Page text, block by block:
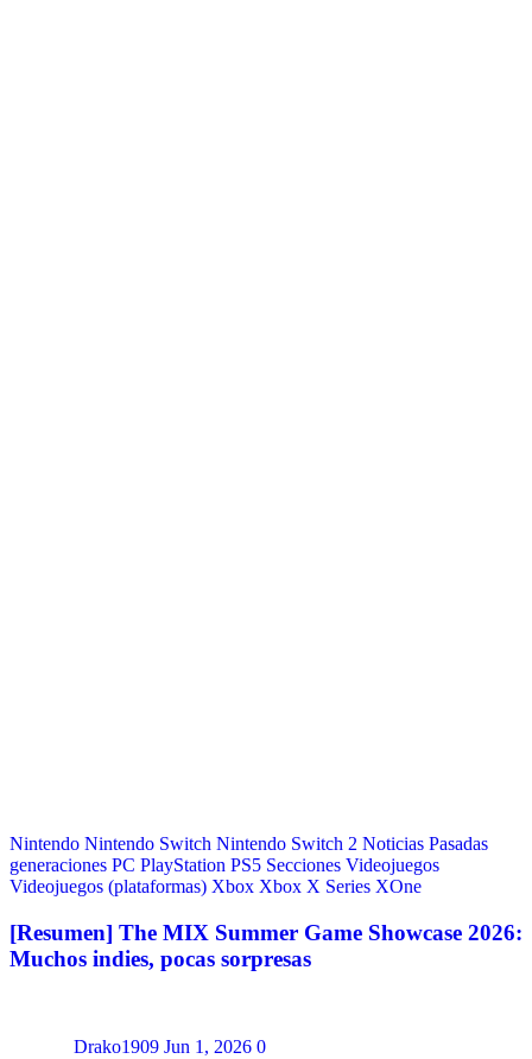
Nintendo Nintendo Switch Nintendo Switch 2 Noticias Pasadas
generaciones PC PlayStation PS5 Secciones Videojuegos
Videojuegos (plataformas) Xbox Xbox X Series XOne
[Resumen] The MIX Summer Game Showcase 2026:
Muchos indies, pocas sorpresas
Drako1909 Jun 1, 2026 0